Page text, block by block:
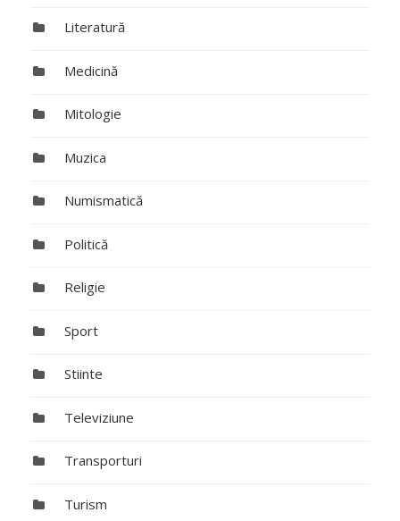
Literatură
Medicină
Mitologie
Muzica
Numismatică
Politică
Religie
Sport
Stiinte
Televiziune
Transporturi
Turism